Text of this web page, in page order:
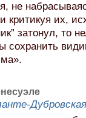
не
критикуя их,
затонул, то
сохранить
Дубровская